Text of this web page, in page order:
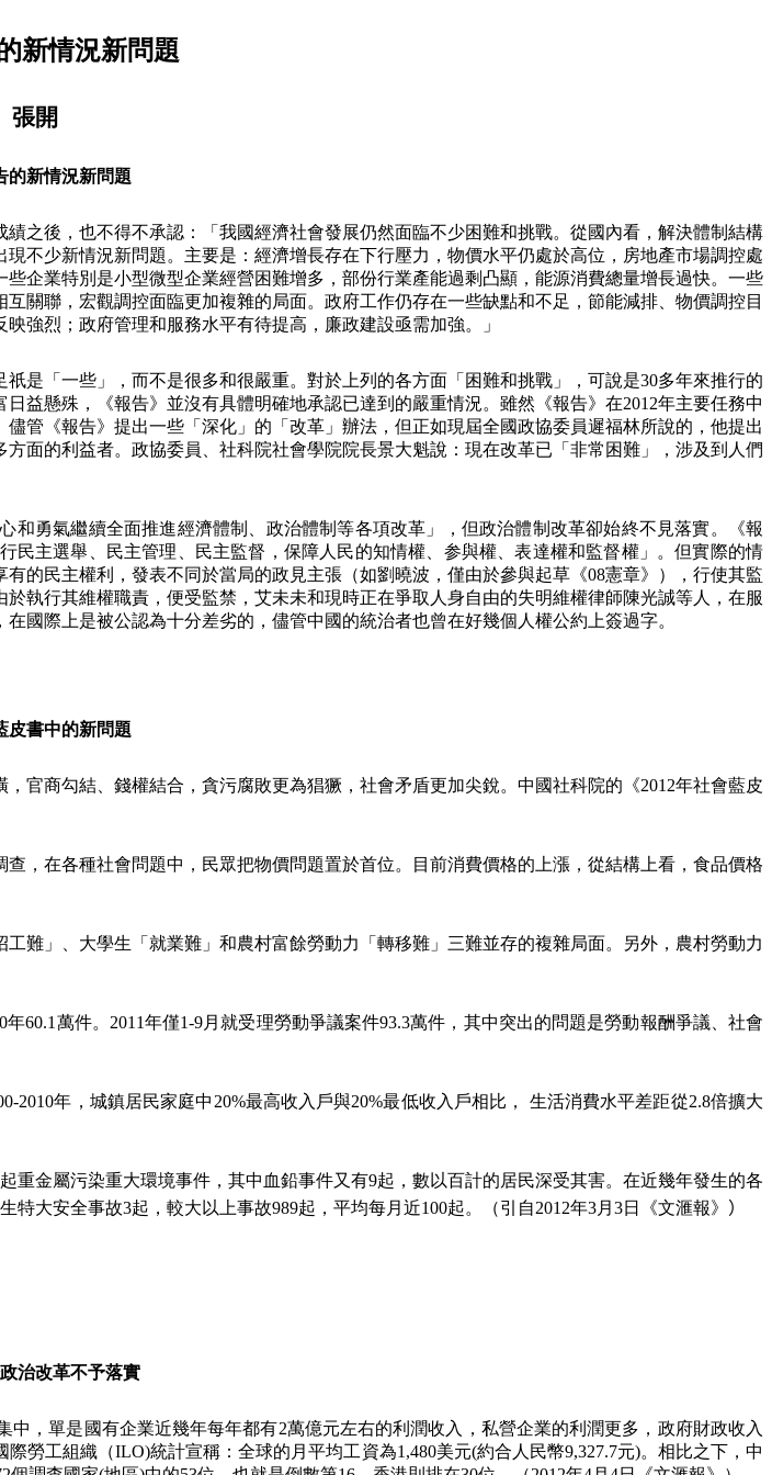
新情況新問題
張開
的新情況新問題
之後，也不得不承認：「我國經濟社會發展仍然面臨不少困難和挑戰。從國內看，解決體制結構
不少新情況新問題。主要是：經濟增長存在下行壓力，物價水平仍處於高位，房地產市場調控處
企業特別是小型微型企業經營困難增多，部份行業產能過剩凸顯，能源消費總量增長過快。一些
關聯，宏觀調控面臨更加複雜的局面。政府工作仍存在一些缺點和不足，節能減排、物價調控目
強烈；政府管理和服務水平有待提高，廉政建設亟需加強。」
是「一些」，而不是很多和很嚴重。對於上列的各方面「困難和挑戰」，可說是30多年來推行的
益懸殊，《報告》並沒有具體明確地承認已達到的嚴重情況。雖然《報告》在2012年主要任務中
管《報告》提出一些「深化」的「改革」辦法，但正如現屆全國政協委員遲福林所說的，他提出
面的利益者。政協委員、社科院社會學院院長景大魁說：現在改革已「非常困難」，涉及到人們
勇氣繼續全面推進經濟體制、政治體制等各項改革」，但政治體制改革卻始終不見落實。《報
主選舉、民主管理、民主監督，保障人民的知情權、参與權、表達權和監督權」。但實際的情
的民主權利，發表不同於當局的政見主張（如劉曉波，僅由於參與起草《08憲章》），行使其監
執行其維權職責，便受監禁，艾未未和現時正在爭取人身自由的失明維權律師陳光誠等人，在服
國際上是被公認為十分差劣的，儘管中國的統治者也曾在好幾個人權公約上簽過字。
皮書中的新問題
官商勾結、錢權結合，貪污腐敗更為猖獗，社會矛盾更加尖銳。中國社科院的《2012年社會藍皮
查，在各種社會問題中，民眾把物價問題置於首位。目前消費價格的上漲，從結構上看，食品價格
難」、大學生「就業難」和農村富餘勞動力「轉移難」三難並存的複雜局面。另外，農村勞動力
年60.1 萬件。 2011年僅1-9月就受理勞動爭議案件93.3萬件，其中突出的問題是勞動報酬爭議、社會
2010年，城鎮居民家庭中 20%最高收入戶與20%最低收入戶相比， 生活消費水平差距從2.8倍擴大
起重金屬污染重大環境事件，其中血鉛事件又有9起，數以百計的居民深受其害。在近幾年發生的各
特大安全事故3起，較大以上事故989起，平均每月近100起。（引自2012年3月 3日《文滙報》 ）
治改革不予落實
中，單是國有企業近幾年每年都有2萬億元左右的利潤收入，私營企業的利潤更多，政府財政收入
際勞工組織（ILO)統計宣稱：全球的月平均工資為1,480美元(約合人民幣9,327.7元)。相比之下，中